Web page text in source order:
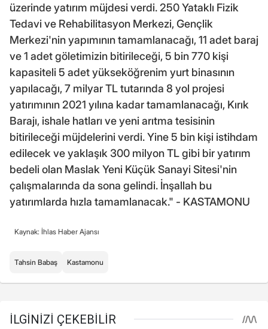
üzerinde yatırım müjdesi verdi. 250 Yataklı Fizik
Tedavi ve Rehabilitasyon Merkezi, Gençlik
Merkezi'nin yapımının tamamlanacağı, 11 adet baraj
ve 1 adet göletimizin bitirileceği, 5 bin 770 kişi
kapasiteli 5 adet yükseköğrenim yurt binasının
yapılacağı, 7 milyar TL tutarında 8 yol projesi
yatırımının 2021 yılına kadar tamamlanacağı, Kırık
Barajı, ishale hatları ve yeni arıtma tesisinin
bitirileceği müjdelerini verdi. Yine 5 bin kişi istihdam
edilecek ve yaklaşık 300 milyon TL gibi bir yatırım
bedeli olan Maslak Yeni Küçük Sanayi Sitesi'nin
çalışmalarında da sona gelindi. İnşallah bu
yatırımlarda hızla tamamlanacak." - KASTAMONU
Kaynak: İhlas Haber Ajansı
Tahsin Babaş Kastamonu